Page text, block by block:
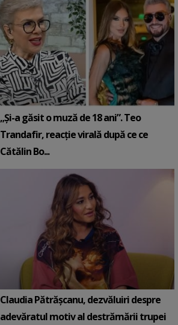
„Și-a găsit o muză de 18 ani”. Teo
Trandafir, reacție virală după ce ce
Cătălin Bo...
Claudia Pătrășcanu, dezvăluiri despre
adevăratul motiv al destrămării trupei